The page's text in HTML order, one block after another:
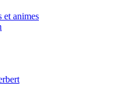
et animes